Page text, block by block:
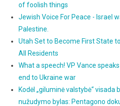
of foolish things
Jewish Voice For Peace - Israel
Palestine.
Utah Set to Become First State
All Residents
What a speech! VP Vance
end to Ukraine war
Kodėl „giluminė valstybė“ visada
nužudymo bylas: Pentagono